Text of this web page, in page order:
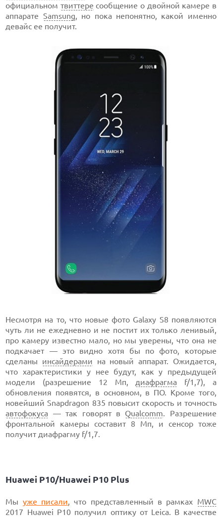
официальном твиттере сообщение о двойной камере в
аппарате Samsung, но пока непонятно, какой именно
девайс ее получит.
Несмотря на то, что новые фото Galaxy S8 появляются
чуть ли не ежедневно и не постит их только ленивый,
про камеру известно мало, но мы уверены, что она не
подкачает — это видно хотя бы по фото, которые
сделаны инсайдерами на новый аппарат. Ожидается,
что характеристики у нее будут, как у предыдущей
модели (разрешение 12 Мп, диафрагма f/1,7), а
обновления появятся, в основном, в ПО. Кроме того,
новейший Snapdragon 835 повысит скорость и точность
автофокуса — так говорят в Qualcomm. Разрешение
фронтальной камеры составит 8 Мп, и сенсор тоже
получит диафрагму f/1,7.
Huawei P10/Huawei P10 Plus
Мы уже писали, что представленный в рамках MWC
2017 Huawei P10 получил оптику от Leica. В качестве